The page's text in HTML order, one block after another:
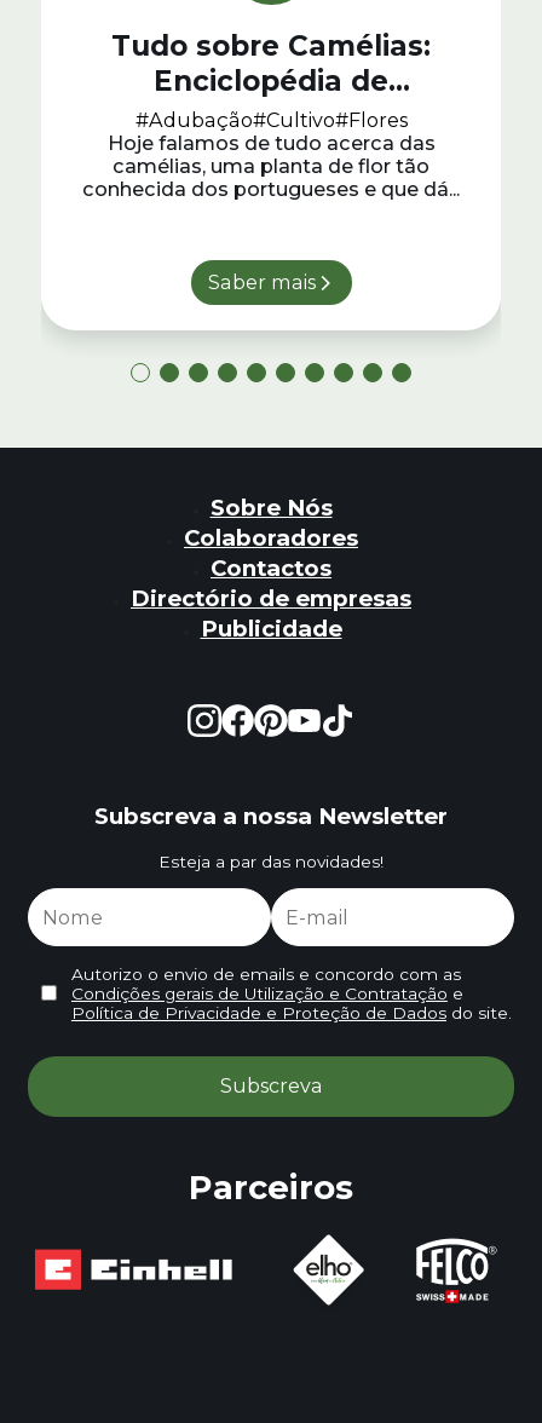
Tudo sobre Camélias:
Enciclopédia de
Jardinagem #11
#Adubação#Cultivo#Flores
Hoje falamos de tudo acerca das
camélias, uma planta de flor tão
conhecida dos portugueses e que dá...
Saber mais
Sobre Nós
Colaboradores
Contactos
Directório de empresas
Publicidade
Subscreva a nossa Newsletter
Esteja a par das novidades!
Autorizo o envio de emails e concordo com as
Condições gerais de Utilização e Contratação e
Política de Privacidade e Proteção de Dadosdo site.
Parceiros